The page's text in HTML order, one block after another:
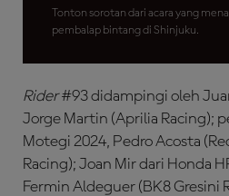
Tonton sorotan dari acara yang
pembalap bintang di Shinjuku.
Rider#93 didampingi oleh
Jorge Martin (Aprilia Racing);
Motegi 2024, Pedro Acosta
Racing); Joan Mir dari Honda
Fermin Aldeguer (BK8 Gresini